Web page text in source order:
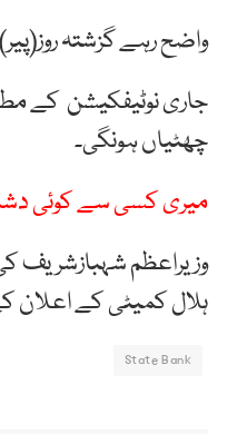
واضح رہے گزشتہ
چھٹیاں ہونگی۔
میری کسی سے کوئی
وزیراعظم شہبازشریف
ہلال کمیٹی کے اعلان کے
State Bank